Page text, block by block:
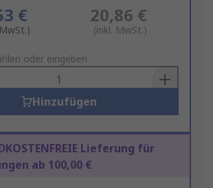
€ 20,86 €
(inkl. MwSt.)
oder eingeben
Hinzufügen
Lieferung für
ab 100,00 €